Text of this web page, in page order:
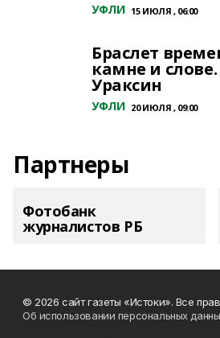
УФЛИ 15 ИЮЛЯ , 06:00
Браслет
камне и
Ураксин
УФЛИ 20 ИЮЛЯ , 09:00
Партнеры
Фотобанк
журналистов РБ
© 2026 сайт газеты «Истоки». Все
Об использовании персональных